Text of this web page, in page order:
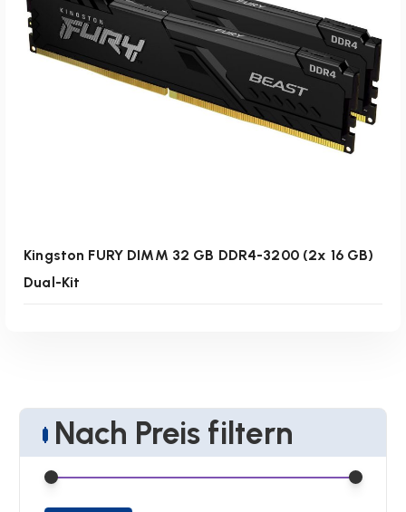
Weiterlesen
Kingston FURY DIMM 32 GB DDR4-3200 (2x 16 GB)
Dual-Kit
Nach Preis filtern